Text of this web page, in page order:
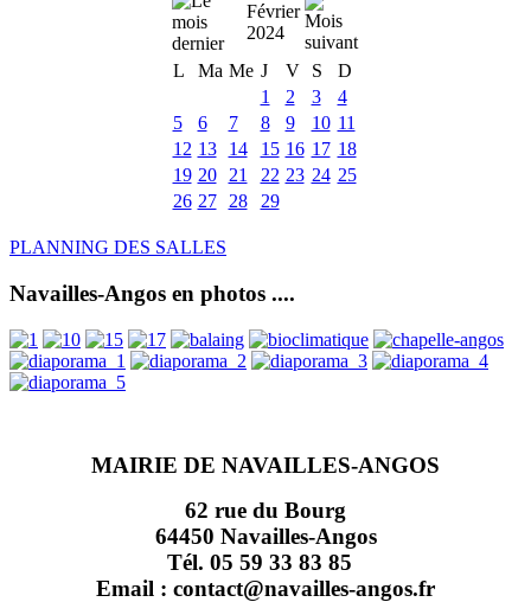
Février
2024
L
Ma Me J V S
D
1
2 3
4
5
6 7 8 9 10 11
12 13 14 15 16 17 18
19 20 21 22 23 24 25
26 27 28 29
PLANNING DES SALLES
Navailles-Angos en photos ....
MAIRIE DE NAVAILLES-ANGOS
62 rue du Bourg
64450 Navailles-Angos
Tél. 05 59 33 83 85
Email : contact@navailles-angos.fr